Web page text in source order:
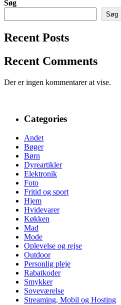
Søg
Søg
Recent Posts
Recent Comments
Der er ingen kommentarer at vise.
Categories
Andet
Bøger
Børn
Dyreartikler
Elektronik
Foto
Fritid og sport
Hjem
Hvidevarer
Køkken
Mad
Mode
Oplevelse og rejse
Outdoor
Personlig pleje
Rabatkoder
Smykker
Soveværelse
Streaming, Mobil og Hosting